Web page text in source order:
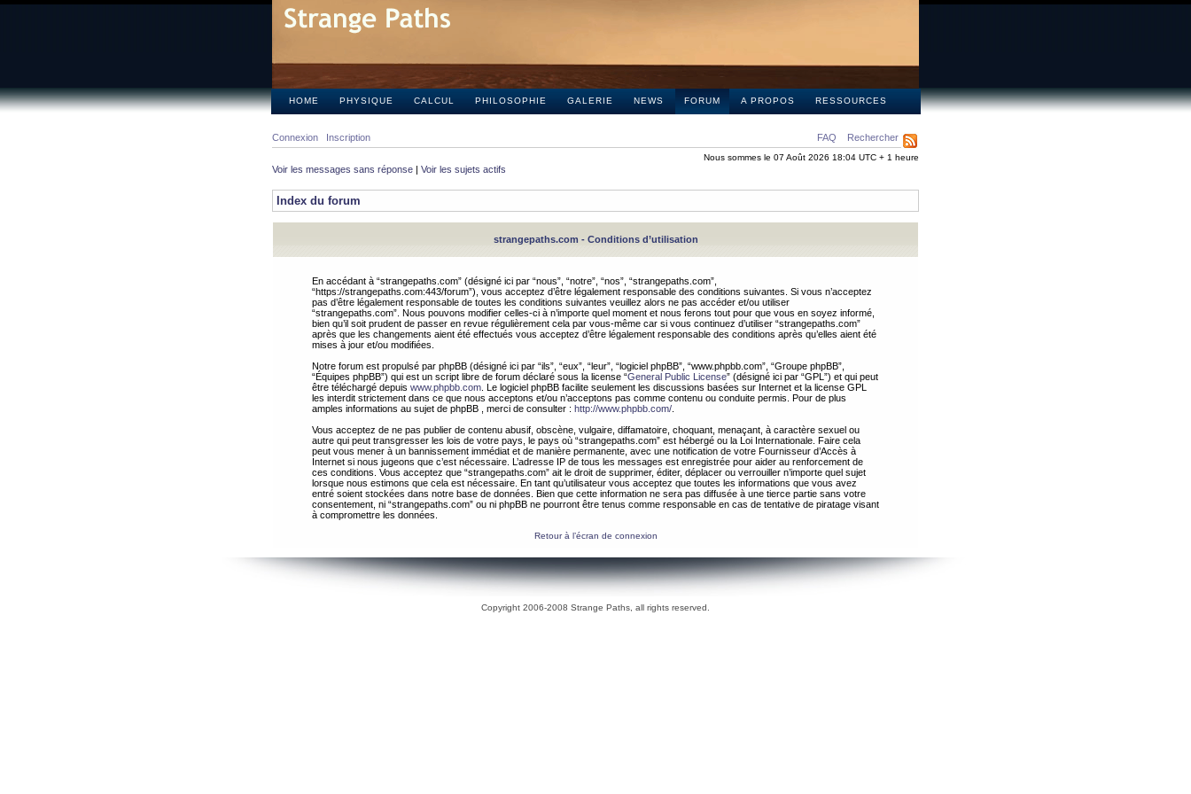
HOME PHYSIQUE CALCUL PHILOSOPHIE GALERIE NEWS FORUM A PROPOS RESSOURCES
FAQ Rechercher
Connexion Inscription
Nous sommes le 07 Août 2026 18:04 UTC + 1 heure
Voir les messages sans réponse | Voir les sujets actifs
Index du forum
strangepaths.com - Conditions d’utilisation
En accédant à “strangepaths.com” (désigné ici par “nous”, “notre”, “nos”, “strangepaths.com”,
“https://strangepaths.com:443/forum”), vous acceptez d’être légalement responsable des conditions suivantes. Si vous n’acceptez
pas d’être légalement responsable de toutes les conditions suivantes veuillez alors ne pas accéder et/ou utiliser
“strangepaths.com”. Nous pouvons modifier celles-ci à n’importe quel moment et nous ferons tout pour que vous en soyez informé,
bien qu’il soit prudent de passer en revue régulièrement cela par vous-même car si vous continuez d’utiliser “strangepaths.com”
après que les changements aient été effectués vous acceptez d’être légalement responsable des conditions après qu’elles aient été
mises à jour et/ou modifiées.
Notre forum est propulsé par phpBB (désigné ici par “ils”, “eux”, “leur”, “logiciel phpBB”, “www.phpbb.com”, “Groupe phpBB”,
“Équipes phpBB”) qui est un script libre de forum déclaré sous la license “General Public License” (désigné ici par “GPL”) et qui peut
être téléchargé depuis www.phpbb.com . Le logiciel phpBB facilite seulement les discussions basées sur Internet et la license GPL
les interdit strictement dans ce que nous acceptons et/ou n’acceptons pas comme contenu ou conduite permis. Pour de plus
amples informations au sujet de phpBB , merci de consulter : http://www.phpbb.com/
Vous acceptez de ne pas publier de contenu abusif, obscène, vulgaire, diffamatoire, choquant, menaçant, à caractère sexuel ou
autre qui peut transgresser les lois de votre pays, le pays où “strangepaths.com” est hébergé ou la Loi Internationale. Faire cela
peut vous mener à un bannissement immédiat et de manière permanente, avec une notification de votre Fournisseur d’Accès à
Internet si nous jugeons que c’est nécessaire. L’adresse IP de tous les messages est enregistrée pour aider au renforcement de
ces conditions. Vous acceptez que “strangepaths.com” ait le droit de supprimer, éditer, déplacer ou verrouiller n’importe quel sujet
lorsque nous estimons que cela est nécessaire. En tant qu’utilisateur vous acceptez que toutes les informations que vous avez
entré soient stockées dans notre base de données. Bien que cette information ne sera pas diffusée à une tierce partie sans votre
consentement, ni “strangepaths.com” ou ni phpBB ne pourront être tenus comme responsable en cas de tentative de piratage visant
à compromettre les données.
Retour à l’écran de connexion
Copyright 2006-2008 Strange Paths, all rights reserved.